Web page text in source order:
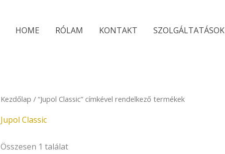
HOME RÓLAM KONTAKT SZOLGÁLTATÁSOK
Kezdőlap / “Jupol Classic” címkével rendelkező termékek
Jupol Classic
Összesen 1 találat